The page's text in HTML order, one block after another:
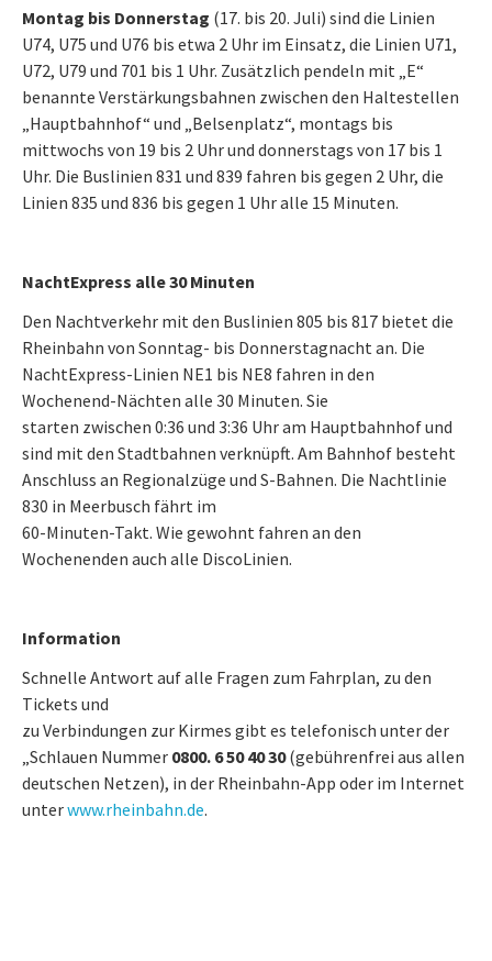
Montag bis Donnerstag (17. bis 20. Juli) sind die Linien
U74, U75 und U76 bis etwa 2 Uhr im Einsatz, die Linien U71,
U72, U79 und 701 bis 1 Uhr. Zusätzlich pendeln mit „E“
benannte Verstärkungsbahnen zwischen den Haltestellen
„Hauptbahnhof“ und „Belsenplatz“, montags bis
mittwochs von 19 bis 2 Uhr und donnerstags von 17 bis 1
Uhr. Die Buslinien 831 und 839 fahren bis gegen 2 Uhr, die
Linien 835 und 836 bis gegen 1 Uhr alle 15 Minuten.
NachtExpress alle 30 Minuten
Den Nachtverkehr mit den Buslinien 805 bis 817 bietet die
Rheinbahn von Sonntag- bis Donnerstagnacht an. Die
NachtExpress-Linien NE1 bis NE8 fahren in den
Wochenend-Nächten alle 30 Minuten. Sie
starten zwischen 0:36 und 3:36 Uhr am Hauptbahnhof und
sind mit den Stadtbahnen verknüpft. Am Bahnhof besteht
Anschluss an Regionalzüge und S-Bahnen. Die Nachtlinie
830 in Meerbusch fährt im
60-Minuten-Takt. Wie gewohnt fahren an den
Wochenenden auch alle DiscoLinien.
Information
Schnelle Antwort auf alle Fragen zum Fahrplan, zu den
Tickets und
zu Verbindungen zur Kirmes gibt es telefonisch unter der
„Schlauen Nummer 0800. 6 50 40 30(gebührenfrei aus allen
deutschen Netzen), in der Rheinbahn-App oder im Internet
unterwww.rheinbahn.de.